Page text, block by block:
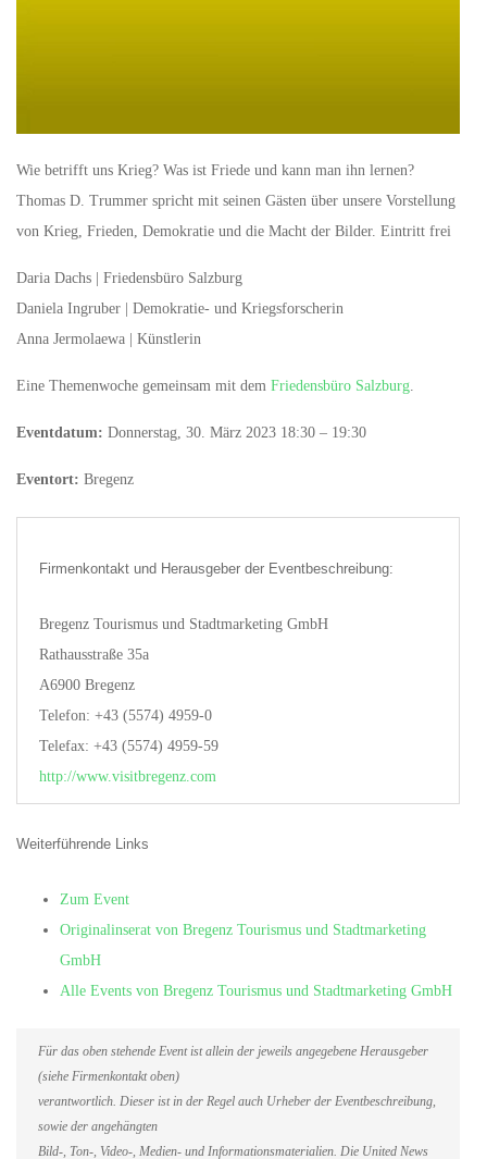
Wie betrifft uns Krieg? Was ist Friede und kann man ihn lernen?
Thomas D. Trummer spricht mit seinen Gästen über unsere Vorstellung
von Krieg, Frieden, Demokratie und die Macht der Bilder. Eintritt frei
Daria Dachs | Friedensbüro Salzburg
Daniela Ingruber | Demokratie- und Kriegsforscherin
Anna Jermolaewa | Künstlerin
Eine Themenwoche gemeinsam mit dem Friedensbüro Salzburg.
Eventdatum: Donnerstag, 30. März 2023 18:30 – 19:30
Eventort: Bregenz
Firmenkontakt und Herausgeber der Eventbeschreibung:
Bregenz Tourismus und Stadtmarketing GmbH
Rathausstraße 35a
A6900 Bregenz
Telefon: +43 (5574) 4959-0
Telefax: +43 (5574) 4959-59
http://www.visitbregenz.com
Weiterführende Links
Zum Event
Originalinserat von Bregenz Tourismus und Stadtmarketing
GmbH
Alle Events von Bregenz Tourismus und Stadtmarketing GmbH
Für das oben stehende Event ist allein der jeweils angegebene Herausgeber
(siehe Firmenkontakt oben)
verantwortlich. Dieser ist in der Regel auch Urheber der Eventbeschreibung,
sowie der angehängten
Bild-, Ton-, Video-, Medien- und Informationsmaterialien. Die United News